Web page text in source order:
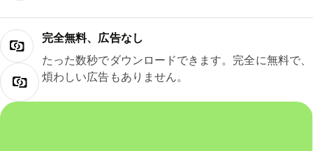
完全無料、広告なし
たった数秒でダウンロードできます。完全に無料で、
煩わしい広告もありません。